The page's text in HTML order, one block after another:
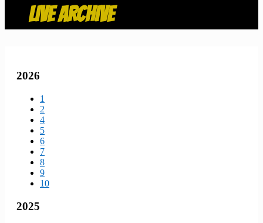
LIVE ARCHIVE
2026
1
2
4
5
6
7
8
9
10
2025